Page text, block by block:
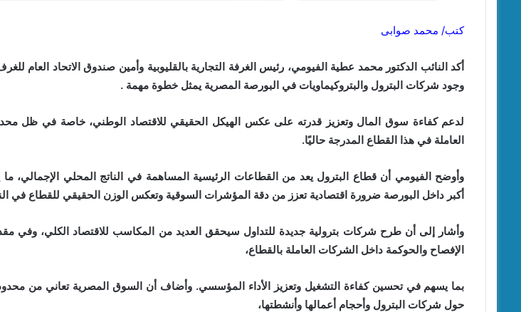
كتب/ محمد صوابى
أكد النائب الدكتور محمد عطية الفيومي، رئيس الغرفة التجارية بالقليوبية وأمين صندوق الاتحاد العام
وجود شركات البترول والبتروكيماويات في البورصة المصرية يمثل خطوة مهمة .
لدعم كفاءة سوق المال وتعزيز قدرته على عكس الهيكل الحقيقي للاقتصاد الوطني، خاصة في ظل
العاملة في هذا القطاع المدرجة حاليًا.
وأوضح الفيومي أن قطاع البترول يعد من القطاعات الرئيسية المساهمة في الناتج المحلي الإجمالي، ما
أكبر داخل البورصة ضرورة اقتصادية تعزز من دقة المؤشرات السوقية وتعكس الوزن الحقيقي للقطاع في
وأشار إلى أن طرح شركات بترولية جديدة للتداول سيحقق العديد من المكاسب للاقتصاد الكلي، وفي
الإفصاح والحوكمة داخل الشركات العاملة بالقطاع،
بما يسهم في تحسين كفاءة التشغيل وتعزيز الأداء المؤسسي. وأضاف أن السوق المصرية تعاني من
حول شركات البترول وأحجام أعمالها وأنشطتها،